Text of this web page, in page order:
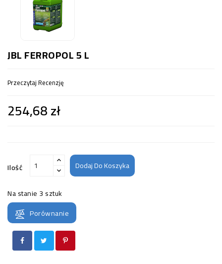
JBL FERROPOL 5 L
Przeczytaj Recenzję
254,68 zł
Ilość Dodaj Do Koszyka
Na stanie 3 sztuk
Porównanie